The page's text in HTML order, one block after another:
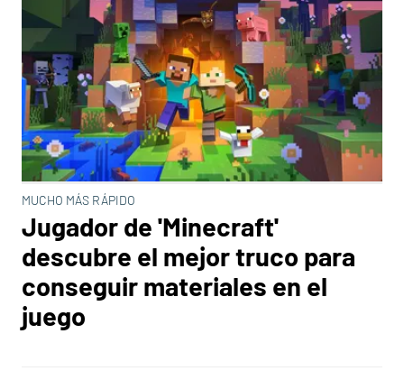
MUCHO MÁS RÁPIDO
Jugador de 'Minecraft'
descubre el mejor truco para
conseguir materiales en el
juego